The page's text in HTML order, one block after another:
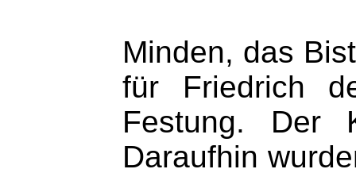
Minden, das
für Friedrich
Festung. Der
Daraufhin